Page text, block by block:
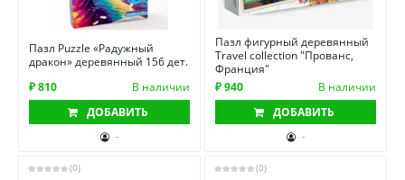
Пазл Puzzle «Радужный
дракон» деревянный 156 дет.
₽ 810
В наличии
ДОБАВИТЬ
-
Пазл фигурный деревянный
Travel collection "Прованс,
Франция"
₽ 940
В наличии
ДОБАВИТЬ
-
(0) (0)